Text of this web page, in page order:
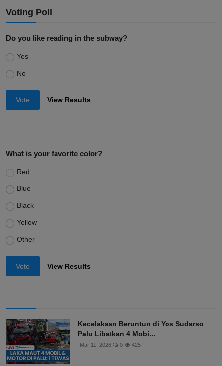
Voting Poll
Do you like reading in the subway?
Yes
No
Vote View Results
What is your favorite color?
Red
Blue
Black
Yellow
Other
Vote View Results
Kecelakaan Beruntun di Yos Sudarso
Palu Libatkan 4 Mobi...
Mar 11, 2026 0 425